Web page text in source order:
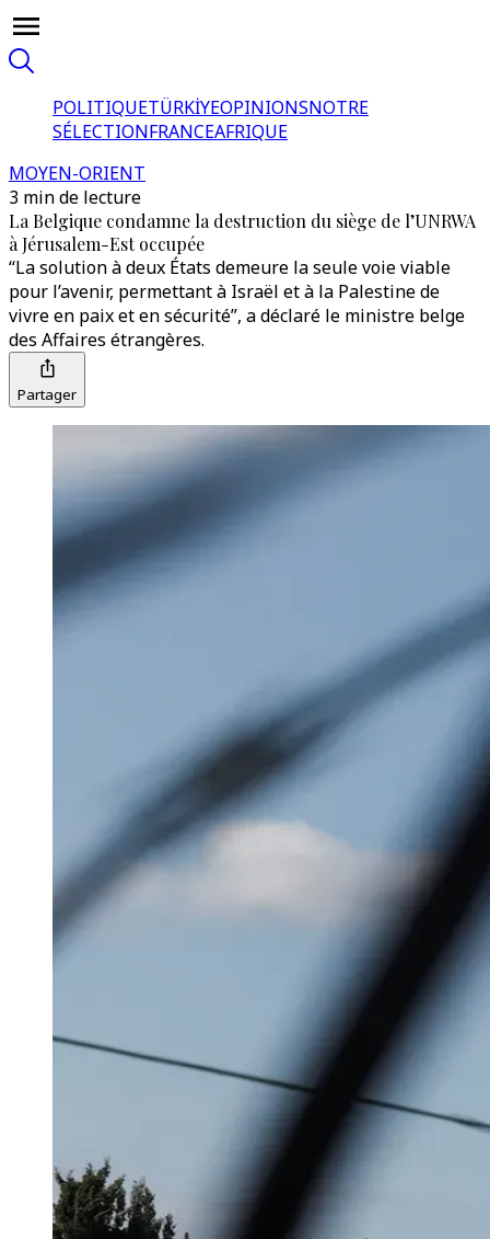
POLITIQUETÜRKİYEOPINIONSNOTRE
SÉLECTIONFRANCEAFRIQUE
MOYEN-ORIENT
3 min de lecture
La Belgique condamne la destruction du siège de l’UNRWA
à Jérusalem-Est occupée
“La solution à deux États demeure la seule voie viable
pour l’avenir, permettant à Israël et à la Palestine de
vivre en paix et en sécurité”, a déclaré le ministre belge
des Affaires étrangères.
Partager